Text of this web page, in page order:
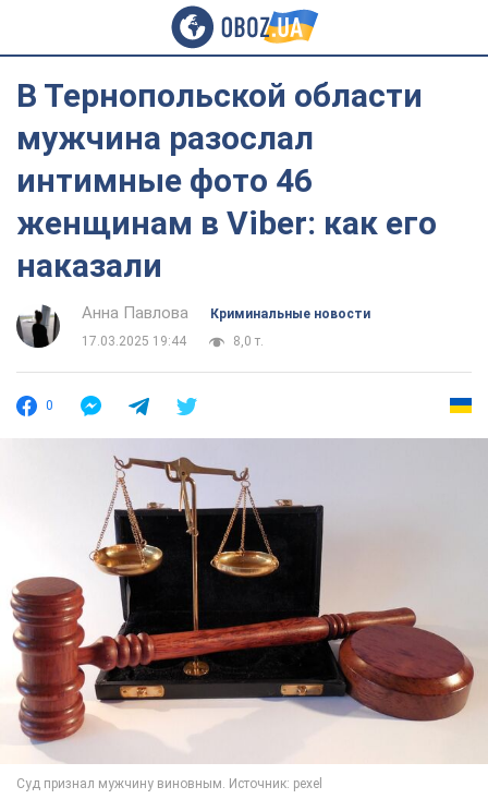
В Тернопольской области
мужчина разослал
интимные фото 46
женщинам в Viber: как его
наказали
Анна Павлова
Криминальные новости
17.03.2025 19:44
8,0 т.
0